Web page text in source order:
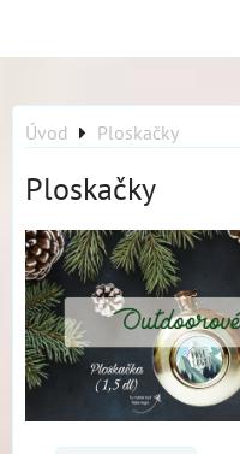
Úvod Ploskačky
Ploskačky